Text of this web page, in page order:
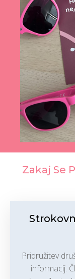
Zakaj Se
Pridružitev
informacij.